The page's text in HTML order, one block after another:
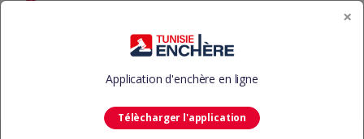
Vous avez des questions? Appelez-nous 24/7!
Tunisie Enchère
×
Application d'enchère en ligne
Télècharger l'application